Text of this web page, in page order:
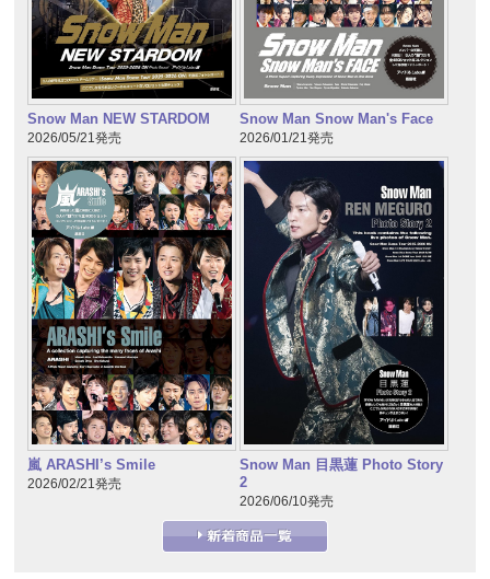
Snow Man NEW STARDOM
2026/05/21発売
Snow Man Snow Man's Face
2026/01/21発売
嵐 ARASHI’s Smile
2026/02/21発売
Snow Man 目黒蓮 Photo Story
2
2026/06/10発売